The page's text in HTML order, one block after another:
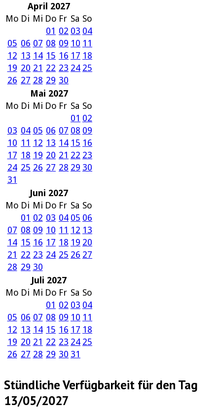
April 2027
Mo Di Mi Do Fr Sa So
01 02 03 04
05 06 07 08 09 10 11
12 13 14 15 16 17 18
19 20 21 22 23 24 25
26 27 28 29 30
Mai 2027
Mo Di Mi Do Fr Sa So
01 02
03 04 05 06 07 08 09
10 11 12 13 14 15 16
17 18 19 20 21 22 23
24 25 26 27 28 29 30
31
Juni 2027
Mo Di Mi Do Fr Sa So
01 02 03 04 05 06
07 08 09 10 11 12 13
14 15 16 17 18 19 20
21 22 23 24 25 26 27
28 29 30
Juli 2027
Mo Di Mi Do Fr Sa So
01 02 03 04
05 06 07 08 09 10 11
12 13 14 15 16 17 18
19 20 21 22 23 24 25
26 27 28 29 30 31
Stündliche Verfügbarkeit für den Tag
13/05/2027